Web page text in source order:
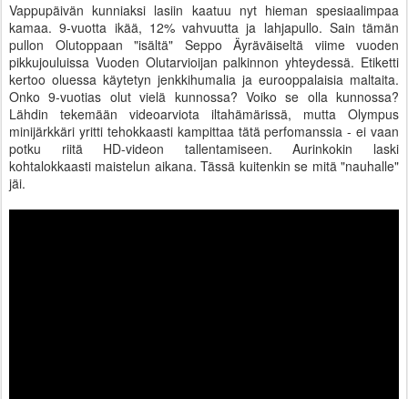
Vappupäivän kunniaksi lasiin kaatuu nyt hieman spesiaalimpaa
kamaa. 9-vuotta ikää, 12% vahvuutta ja lahjapullo. Sain tämän
pullon Olutoppaan "isältä" Seppo Äyräväiseltä viime vuoden
pikkujouluissa Vuoden Olutarvioijan palkinnon yhteydessä. Etiketti
kertoo oluessa käytetyn jenkkihumalia ja eurooppalaisia maltaita.
Onko 9-vuotias olut vielä kunnossa? Voiko se olla kunnossa?
Lähdin tekemään videoarviota iltahämärissä, mutta Olympus
minijärkkäri yritti tehokkaasti kampittaa tätä perfomanssia - ei vaan
potku riitä HD-videon tallentamiseen. Aurinkokin laski
kohtalokkaasti maistelun aikana. Tässä kuitenkin se mitä "nauhalle"
jäi.